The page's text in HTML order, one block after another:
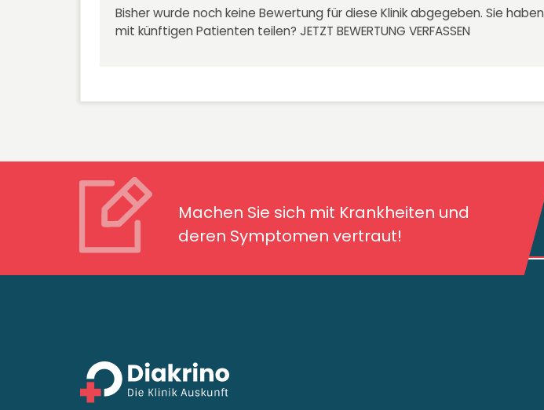
Bisher wurde noch keine Bewertung für diese Klinik abgegeben. Sie
mit künftigen Patienten teilen? JETZT BEWERTUNG VERFASSEN
Machen Sie sich mit Krankheiten und
deren Symptomen vertraut!
Machen Sie sich mit Krankheiten und deren
Symptomen vertraut!